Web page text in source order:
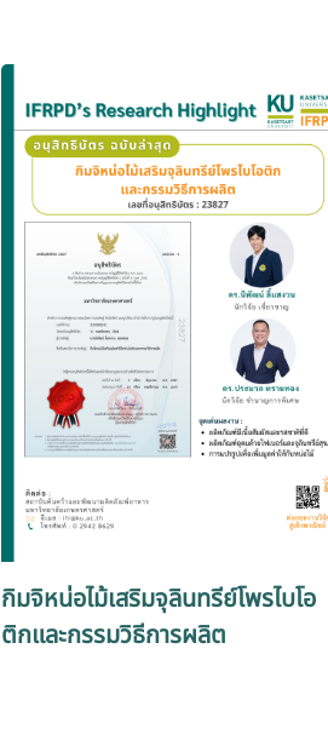
กิมจิหน่อไม้เสริมจุลินทรีย์โพรไบโอ
ติกและกรรมวิธีการผลิต